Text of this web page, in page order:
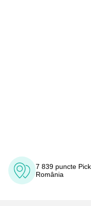
7 839 puncte
România